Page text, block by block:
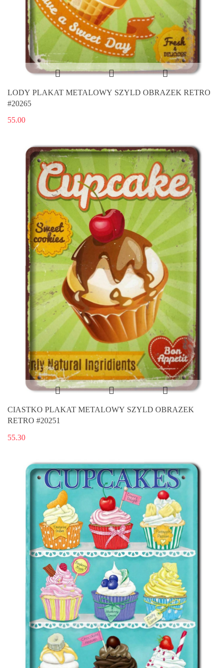
LODY PLAKAT METALOWY SZYLD OBRAZEK RETRO
#20265
55.00
CIASTKO PLAKAT METALOWY SZYLD OBRAZEK
RETRO #20251
55.30